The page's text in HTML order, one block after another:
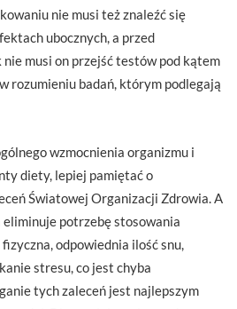
nie musi też znaleźć się
ubocznych, a przed
musi on przejść testów pod kątem
rozumieniu badań, którym podlegają
wzmocnienia organizmu i
diety, lepiej pamiętać o
Światowej Organizacji Zdrowia. A
potrzebę stosowania
odpowiednia ilość snu,
stresu, co jest chyba
tych zaleceń jest najlepszym